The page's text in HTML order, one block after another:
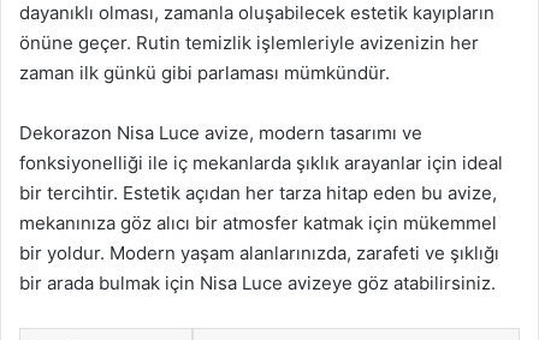
dayanıklı olması, zamanla oluşabilecek estetik kayıpların
önüne geçer. Rutin temizlik işlemleriyle avizenizin her
zaman ilk günkü gibi parlaması mümkündür.
Dekorazon Nisa Luce avize, modern tasarımı ve
fonksiyonelliği ile iç mekanlarda şıklık arayanlar için ideal
bir tercihtir. Estetik açıdan her tarza hitap eden bu avize,
mekanınıza göz alıcı bir atmosfer katmak için mükemmel
bir yoldur. Modern yaşam alanlarınızda, zarafeti ve şıklığı
bir arada bulmak için Nisa Luce avizeye göz atabilirsiniz.